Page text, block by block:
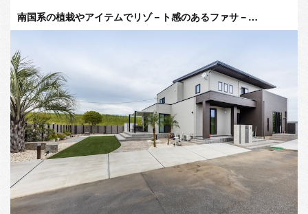
南国系の植栽やアイテムでリゾ－ト感のあるファサ－…